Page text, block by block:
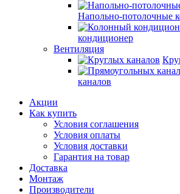
Напольно-потолочные
кондиционер
Вентиляция
каналов
Акции
Как купить
Условия соглашения
Условия оплаты
Условия доставки
Гарантия на товар
Доставка
Монтаж
Производители